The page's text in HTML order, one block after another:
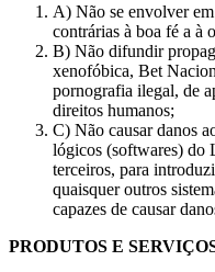
A) Não se envolver
contrárias à boa fé a à
B) Não difundir
xenofóbica, Bet
pornografia ilegal, de
direitos humanos;
C) Não causar danos
lógicos (softwares) do
terceiros, para
quaisquer outros
capazes de causar
PRODUTOS E